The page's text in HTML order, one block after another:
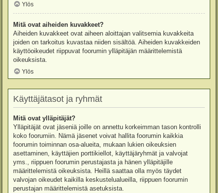
Ylös
Mitä ovat aiheiden kuvakkeet?
Aiheiden kuvakkeet ovat aiheen aloittajan valitsemia kuvakkeita
joiden on tarkoitus kuvastaa niiden sisältöä. Aiheiden kuvakkeiden
käyttöoikeudet riippuvat foorumin ylläpitäjän määrittelemistä
oikeuksista.
Ylös
Käyttäjätasot ja ryhmät
Mitä ovat ylläpitäjät?
Ylläpitäjät ovat jäseniä joille on annettu korkeimman tason kontrolli
koko foorumiin. Nämä jäsenet voivat hallita foorumin kaikkia
foorumin toiminnan osa-alueita, mukaan lukien oikeuksien
asettaminen, käyttäjien porttikiellot, käyttäjäryhmät ja valvojat
yms., riippuen foorumin perustajasta ja hänen ylläpitäjille
määrittelemistä oikeuksista. Heillä saattaa olla myös täydet
valvojan oikeudet kaikilla keskustelualueilla, riippuen foorumin
perustajan määrittelemistä asetuksista.